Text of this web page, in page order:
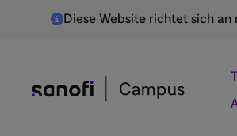
Diese Website richtet sich